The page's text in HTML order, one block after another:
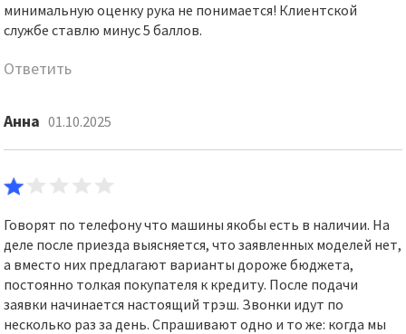
минимальную оценку рука не понимается! Клиентской
службе ставлю минус 5 баллов.
Ответить
Анна 01.10.2025
Говорят по телефону что машины якобы есть в наличии. На
деле после приезда выясняется, что заявленных моделей нет,
а вместо них предлагают варианты дороже бюджета,
постоянно толкая покупателя к кредиту. После подачи
заявки начинается настоящий трэш. Звонки идут по
несколько раз за день. Спрашивают одно и то же: когда мы